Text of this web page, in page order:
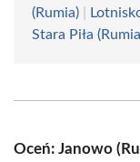
(Rumia)
Stara Piła
Oceń: Janowo